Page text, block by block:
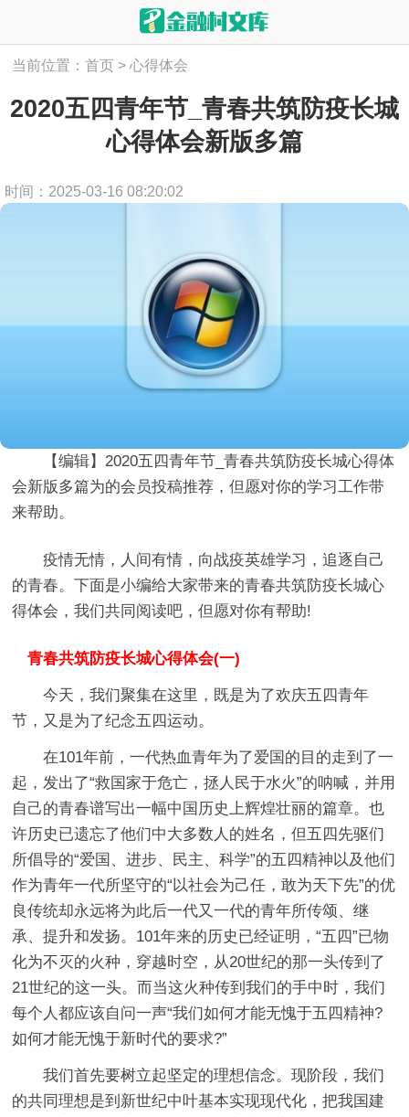
当前位置：首页 > 心得体会
2020五四青年节_青春共筑防疫长城
心得体会新版多篇
时间：2025-03-16 08:20:02
【编辑】 2020五四青年节_青春共筑防疫长城心得体
会新版多篇为的会员投稿推荐，但愿对你的学习工作带
来帮助。
疫情无情，人间有情，向战疫英雄学习，追逐自己
的青春。下面是小编给大家带来的青春共筑防疫长城心
得体会，我们共同阅读吧，但愿对你有帮助!
青春共筑防疫长城心得体会(一)
今天，我们聚集在这里，既是为了欢庆五四青年
节，又是为了纪念五四运动。
在101年前，一代热血青年为了爱国的目的走到了一
起，发出了“救国家于危亡，拯人民于水火”的呐喊，并用
自己的青春谱写出一幅中国历史上辉煌壮丽的篇章。也
许历史已遗忘了他们中大多数人的姓名，但五四先驱们
所倡导的“爱国、进步、民主、科学”的五四精神以及他们
作为青年一代所坚守的“以社会为己任，敢为天下先”的优
良传统却永远将为此后一代又一代的青年所传颂、继
承、提升和发扬。101年来的历史已经证明，“五四”已物
化为不灭的火种，穿越时空，从20世纪的那一头传到了
21世纪的这一头。而当这火种传到我们的手中时，我们
每个人都应该自问一声“我们如何才能无愧于五四精神?
如何才能无愧于新时代的要求?”
我们首先要树立起坚定的理想信念。现阶段，我们
的共同理想是到新世纪中叶基本实现现代化，把我国建